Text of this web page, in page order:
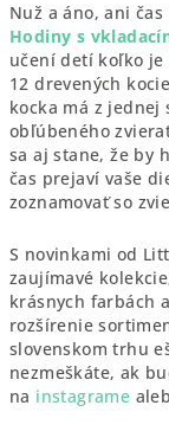
Nuž a áno, ani
Hodiny s
učení detí koľko
12 drevených
kocka má z
obľúbeného
sa aj stane, že by
čas prejaví vaše
zoznamovať so
S novinkami od
zaujímavé
krásnych farbách
rozšírenie
slovenskom trhu
nezmeškáte, ak
na instagrame